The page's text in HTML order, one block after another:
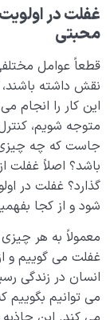
نقش الگو در حیات
نسبت دنیا به آخرت
سنّت‌های الهی
مرگ یا تولد؟
دنیا؛ باشگاه
چگونه انسان
حیات قلب و
شدن
اولویت های
غفلت در
محبتی
قطعاً عوامل
نقش داشته
این کار را انجام
متوجه شویم،
جاست که چه چیزی
باشد؟ اصلاً غفلت
گذارد؟ غفلت در
شود و از کجا
معمولاً به هر
غفلت می گوییم و
انسان در زندگی
می توانیم بگوییم